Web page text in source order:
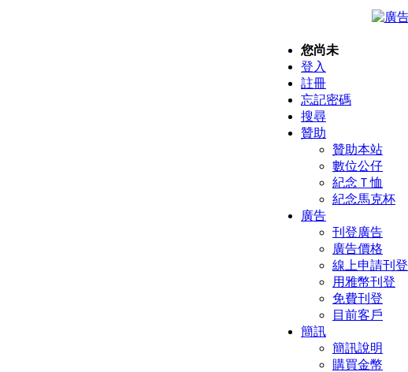
您尚未
登入
註冊
忘記密碼
搜尋
贊助
贊助本站
數位公仔
紀念Ｔ恤
紀念馬克杯
廣告
刊登廣告
廣告價格
線上申請刊登
用雅幣刊登
免費刊登
目前客戶
簡訊
簡訊說明
購買金幣